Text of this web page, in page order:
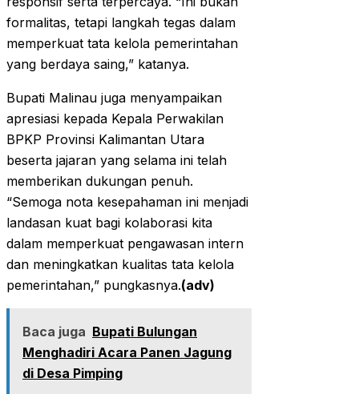
formalitas, tetapi langkah tegas dalam
memperkuat tata kelola pemerintahan
yang berdaya saing,” katanya.
Bupati Malinau juga menyampaikan
apresiasi kepada Kepala Perwakilan
BPKP Provinsi Kalimantan Utara
beserta jajaran yang selama ini telah
memberikan dukungan penuh.
“Semoga nota kesepahaman ini menjadi
landasan kuat bagi kolaborasi kita
dalam memperkuat pengawasan intern
dan meningkatkan kualitas tata kelola
pemerintahan,” pungkasnya.(adv)
Baca juga Bupati Bulungan
Menghadiri Acara Panen Jagung
di Desa Pimping